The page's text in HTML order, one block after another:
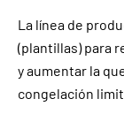
La línea de
(plantillas) para
y aumentar la
congelación